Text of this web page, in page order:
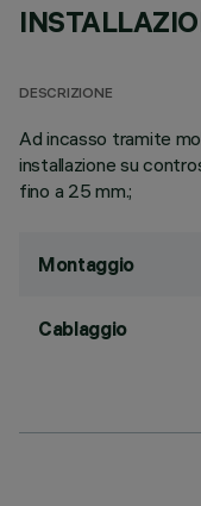
DESCRIZIONE
Ad incasso tramite
installazione su
fino a 25 mm.;
Montaggio
Cablaggio